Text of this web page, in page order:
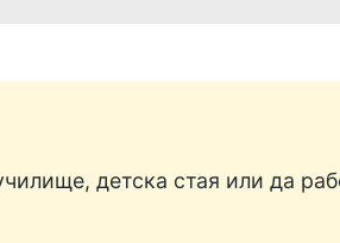
детска стая или да